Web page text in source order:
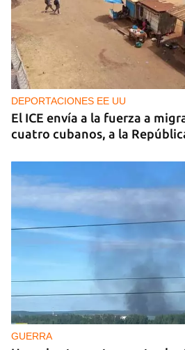
DEPORTACIONES EE UU
El ICE envía a la fuerza a
cuatro cubanos, a la
GUERRA